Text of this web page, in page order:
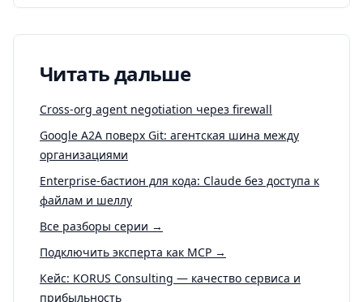
Читать дальше
Cross-org agent negotiation через firewall
Google A2A поверх Git: агентская шина между
организациями
Enterprise-бастион для кода: Claude без доступа к
файлам и шеллу
Все разборы серии →
Подключить эксперта как MCP →
Кейс: KORUS Consulting — качество сервиса и
прибыльность